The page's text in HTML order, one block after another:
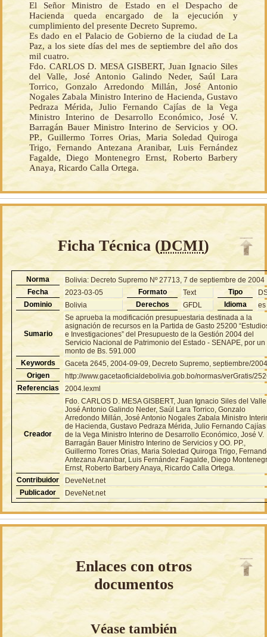
El Señor Ministro de Estado en el Despacho de
Hacienda queda encargado de la ejecución y
cumplimiento del presente Decreto Supremo.
Es dado en el Palacio de Gobierno de la ciudad de La
Paz, a los siete días del mes de septiembre del año dos
mil cuatro.
Fdo. CARLOS D. MESA GISBERT, Juan Ignacio Siles
del Valle, José Antonio Galindo Neder, Saúl Lara
Torrico, Gonzalo Arredondo Millán, José Antonio
Nogales Zabala Ministro Interino de Hacienda, Gustavo
Pedraza Mérida, Julio Fernando Cajías de la Vega
Ministro Interino de Desarrollo Económico, José V.
Barragán Bauer Ministro Interino de Servicios y OO.
PP., Guillermo Torres Orias, Maria Soledad Quiroga
Trigo, Fernando Antezana Aranibar, Luis Fernández
Fagalde, Diego Montenegro Ernst, Roberto Barbery
Anaya, Ricardo Calla Ortega.
Ficha Técnica (DCMI)
Norma
Bolivia: Decreto Supremo Nº 27713, 7 de septiembre de 2004
Fecha
2023-03-05 Formato Text Tipo
Dominio
Bolivia Derechos GFDL Idioma es
Sumario
Se aprueba la modificación presupuestaria destinada a la
asignación de recursos en la Partida de Gasto 25200
e Investigaciones” del Presupuesto de la Gestión 2004 del
Servicio Nacional de Patrimonio del Estado - SENAPE, por un
monto de Bs. 591.000
Keywords
Gaceta 2645, 2004-09-09, Decreto Supremo, septiembre/
Origen
http://www.gacetaoficialdebolivia.gob.bo/normas/verGratis/
Referencias
2004.lexml
Creador
Fdo. CARLOS D. MESA GISBERT, Juan Ignacio Siles del
José Antonio Galindo Neder, Saúl Lara Torrico, Gonzalo
Arredondo Millán, José Antonio Nogales Zabala Ministro
de Hacienda, Gustavo Pedraza Mérida, Julio Fernando Cajías
de la Vega Ministro Interino de Desarrollo Económico, José V.
Barragán Bauer Ministro Interino de Servicios y OO. PP.,
Guillermo Torres Orias, Maria Soledad Quiroga Trigo,
Antezana Aranibar, Luis Fernández Fagalde, Diego
Ernst, Roberto Barbery Anaya, Ricardo Calla Ortega.
Contribuidor
DeveNet.net
Publicador
DeveNet.net
Enlaces con otros
documentos
Véase también